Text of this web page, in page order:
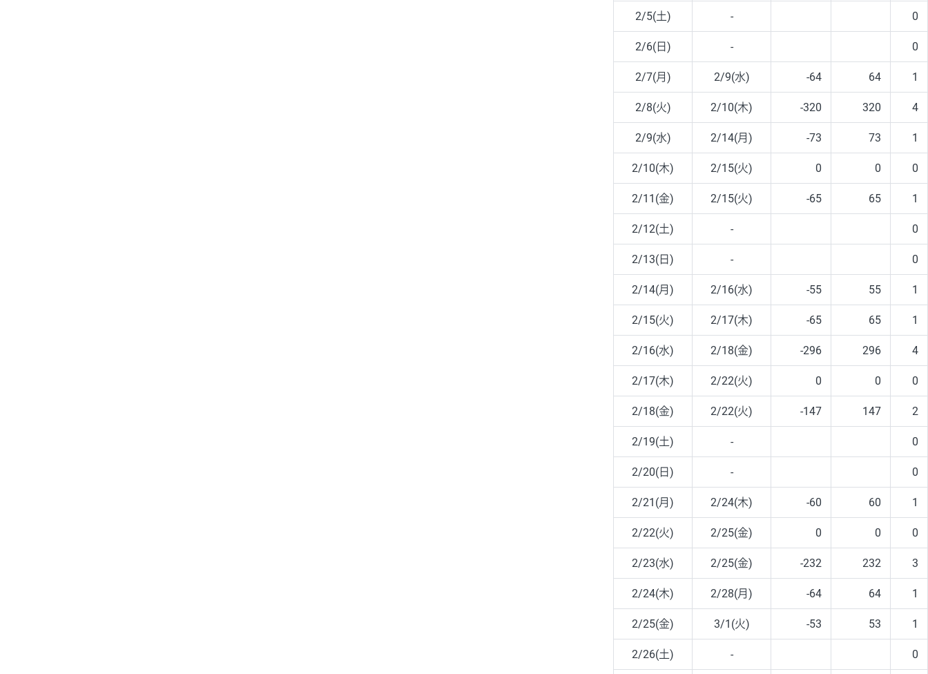
2/5(土) - 0
2/6(日) - 0
2/7(月) 2/9(水) -64 64 1
2/8(火) 2/10(木) -320 320 4
2/9(水) 2/14(月) -73 73 1
2/10(木) 2/15(火) 0 0 0
2/11(金) 2/15(火) -65 65 1
2/12(土) - 0
2/13(日) - 0
2/14(月) 2/16(水) -55 55 1
2/15(火) 2/17(木) -65 65 1
2/16(水) 2/18(金) -296 296 4
2/17(木) 2/22(火) 0 0 0
2/18(金) 2/22(火) -147 147 2
2/19(土) - 0
2/20(日) - 0
2/21(月) 2/24(木) -60 60 1
2/22(火) 2/25(金) 0 0 0
2/23(水) 2/25(金) -232 232 3
2/24(木) 2/28(月) -64 64 1
2/25(金) 3/1(火) -53 53 1
2/26(土) - 0